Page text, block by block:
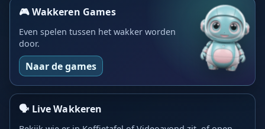
🎮 Wakkeren Games
Even spelen tussen het wakker worden
door.
Naar de games
🗣️ Live Wakkeren